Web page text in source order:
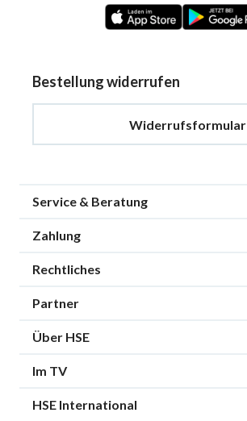
Bestellung widerrufen
Widerrufsformular
Service & Beratung
Zahlung
Rechtliches
Partner
Über HSE
Im TV
HSE International